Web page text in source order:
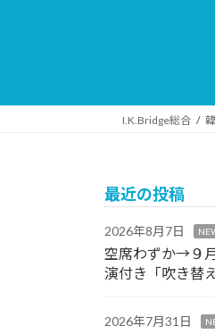
I.K.Bridge総合
最近の投稿
2026年8月7日
空席わずか→９
演付き「吹き替
2026年7月31日